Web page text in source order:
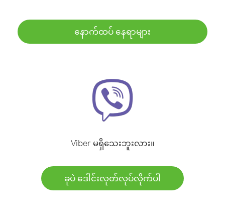
နောက်ထပ် နေရာများ
Viber မရှိသေးဘူးလား။
ခုပဲ ဒေါင်းလုတ်လုပ်လိုက်ပါ